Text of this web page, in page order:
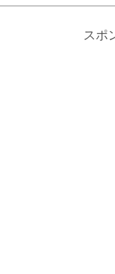
スポ